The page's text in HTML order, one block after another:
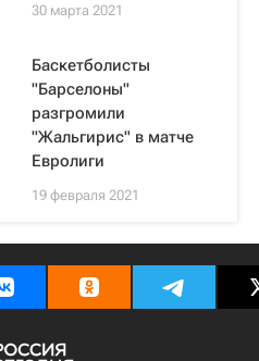
30 марта 2021
Баскетболисты
"Барселоны"
разгромили
"Жальгирис" в матче
Евролиги
19 февраля 2021